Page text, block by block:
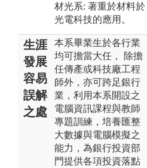
材光系: 著重於材料於
光電科技的應用。
生涯
發展
容易
誤解
之處
本系畢業生於各行業
均可擔當大任， 除擔
任傳產或科技廠工程
師外，亦可跨足銀行
業，利用本系開設之
電腦資訊課程與教師
專題訓練，培養匯整
大數據與電腦模擬之
能力，為銀行投資部
門提供各項投資落點